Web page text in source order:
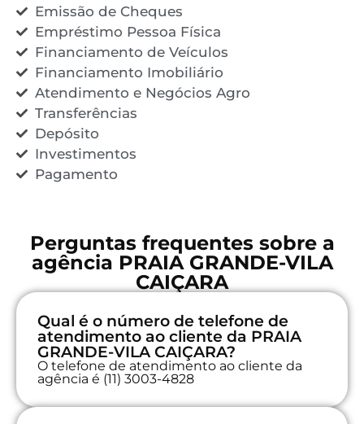
Emissão de Cheques
Empréstimo Pessoa Física
Financiamento de Veículos
Financiamento Imobiliário
Atendimento e Negócios Agro
Transferências
Depósito
Investimentos
Pagamento
Perguntas frequentes sobre a
agência PRAIA GRANDE-VILA
CAIÇARA
Qual é o número de telefone de
atendimento ao cliente da PRAIA
GRANDE-VILA CAIÇARA?
O telefone de atendimento ao cliente da
agência é (11) 3003-4828